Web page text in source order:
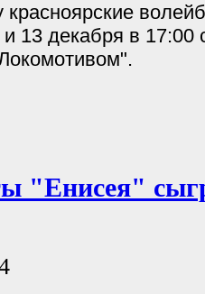
13 декабря в 17:00
"Енисея"